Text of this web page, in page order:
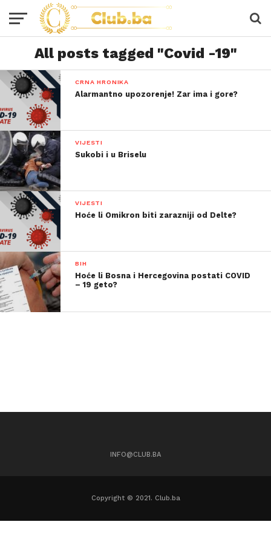
All posts tagged "Covid -19"
CRNA HRONIKA
Alarmantno upozorenje! Zar ima i gore?
VIJESTI
Sukobi i u Briselu
VIJESTI
Hoće li Omikron biti zarazniji od Delte?
BIH
Hoće li Bosna i Hercegovina postati COVID
– 19 geto?
INFO@CLUB.BA
Copyright © 2021. Club.ba